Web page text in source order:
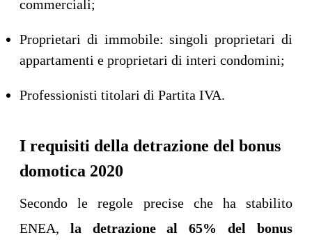
commerciali;
Proprietari di immobile: singoli proprietari di
appartamenti e proprietari di interi condomini;
Professionisti titolari di Partita IVA.
I requisiti della detrazione del bonus
domotica 2020
Secondo le regole precise che ha stabilito
ENEA, la detrazione al 65% del bonus